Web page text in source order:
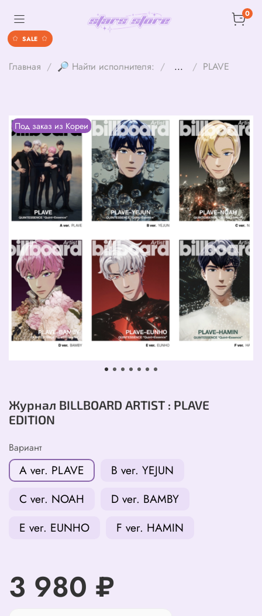
0
Главная 🔎 Найти исполнителя: ... PLAVE
Под заказ из Кореи
Журнал BILLBOARD ARTIST : PLAVE
EDITION
Вариант
A ver. PLAVE
B ver. YEJUN
C ver. NOAH
D ver. BAMBY
E ver. EUNHO
F ver. HAMIN
3 980 ₽